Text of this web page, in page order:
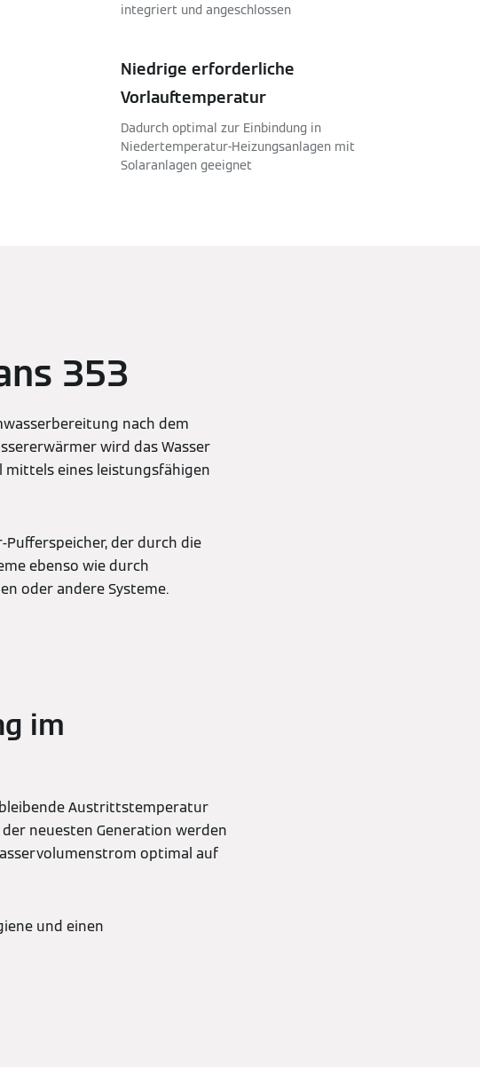
integriert und angeschlossen
Niedrige erforderliche
Vorlauftemperatur
Dadurch optimal zur Einbindung in
Niedertemperatur-Heizungsanlagen mit
Solaranlagen geeignet
353
nach dem
wird das Wasser
eines leistungsfähigen
der durch die
ebenso wie durch
oder andere Systeme.
im
Austrittstemperatur
neuesten Generation werden
optimal auf
und einen